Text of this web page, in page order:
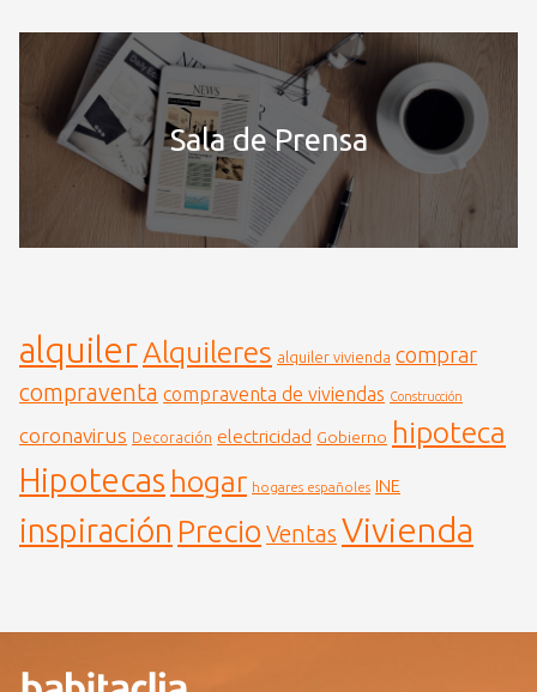
Sala de Prensa
alquilerAlquileres alquiler vivienda comprar
compraventa compraventa de viviendas Construcción
coronavirus Decoración electricidad Gobierno hipoteca
Hipotecas hogar hogares españoles INE
inspiración Precio Ventas Vivienda